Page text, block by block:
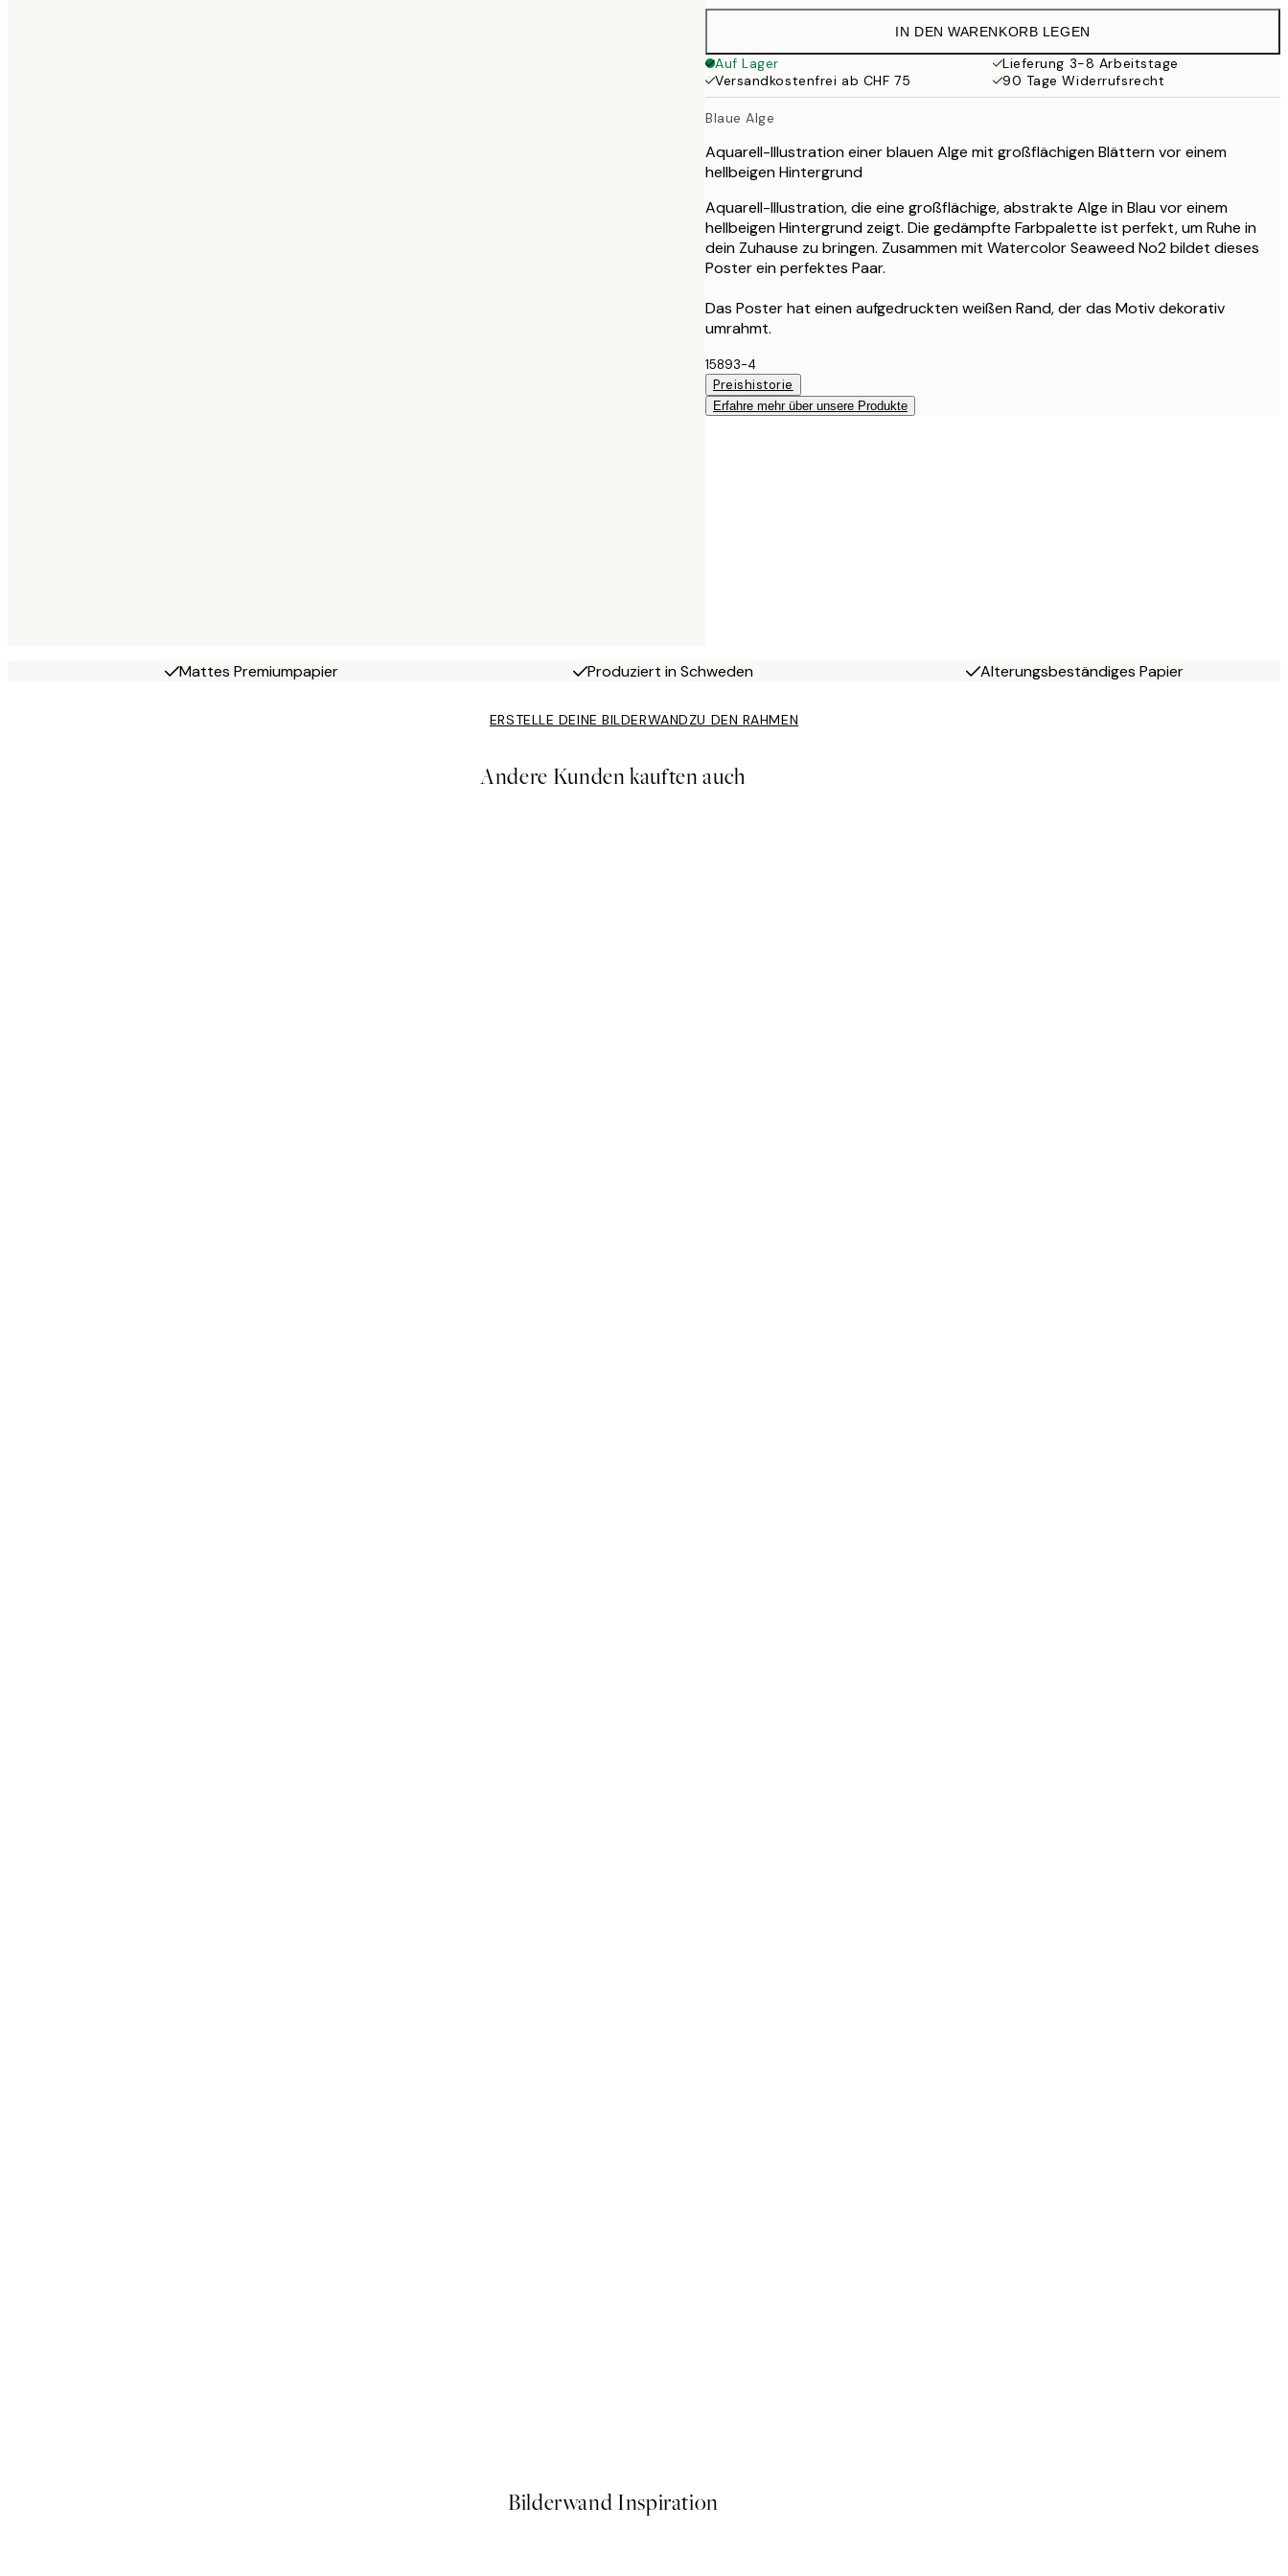
CHF 29.45
CHF 49
100x150 cm
CHF 141
IN DEN WARENKORB LEGEN
Auf Lager
Lieferung 3-8 Arbeitstage
Versandkostenfrei ab CHF 75
90 Tage Widerrufsrecht
Blaue Alge
Aquarell-Illustration einer blauen Alge mit großflächigen Blättern vor einem
hellbeigen Hintergrund
Aquarell-Illustration, die eine großflächige, abstrakte Alge in Blau vor einem
hellbeigen Hintergrund zeigt. Die gedämpfte Farbpalette ist perfekt, um Ruhe in
dein Zuhause zu bringen. Zusammen mit Watercolor Seaweed No2 bildet dieses
Poster ein perfektes Paar.
Das Poster hat einen aufgedruckten weißen Rand, der das Motiv dekorativ
umrahmt.
15893-4
Preishistorie
Erfahre mehr über unsere Produkte
Mattes Premiumpapier Produziert in Schweden Alterungsbeständiges Papier
ERSTELLE DEINE BILDERWANDZU DEN RAHMEN
Andere Kunden kauften auch
Bilderwand Inspiration